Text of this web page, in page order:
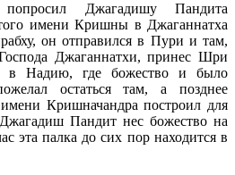
Джагадишу Пандита
имени Кришны в Джаганнатха
он отправился в Пури и там,
Джаганнатхи, принес Шри
в Надию, где божество и было
остаться там, а позднее
Кришначандра построил для
Пандит нес божество на
эта палка до сих пор находится в